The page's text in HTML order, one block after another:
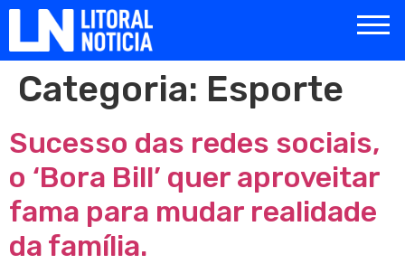
Categoria: Esporte
Sucesso das redes sociais,
o ‘Bora Bill’ quer aproveitar
fama para mudar realidade
da família.